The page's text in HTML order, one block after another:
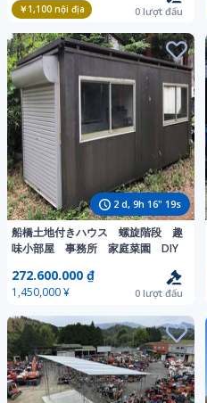
￥1,100nội địa 0 lượt đấu
2 d, 9h 16" 17s
船橋土地付きハウス 螺旋階段 趣
味小部屋 事務所 家庭菜園 DIY
272.600.000 ₫
1,450,000 ¥ 0 lượt đấu